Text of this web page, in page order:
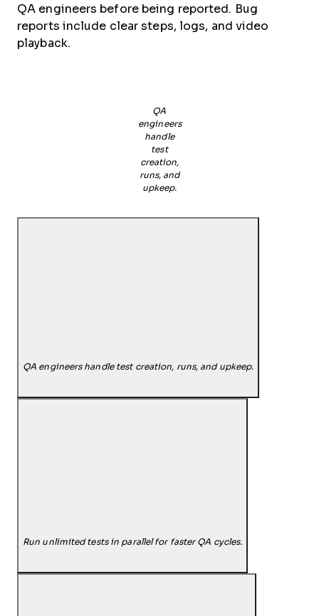
QA engineers before being reported. Bug
reports include clear steps, logs, and video
playback.
QA
engineers
handle
test
creation,
runs, and
upkeep.
QA engineers handle test creation, runs, and upkeep.
Run unlimited tests in parallel for faster QA cycles.